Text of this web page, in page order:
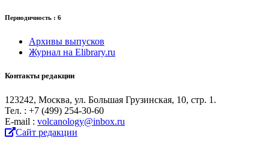
Периодичность : 6
Архивы выпусков
Журнал на Elibrary.ru
Контакты редакции
123242, Москва, ул. Большая Грузинская, 10, стр. 1.
Тел. : +7 (499) 254-30-60
Е-mail : volcanology@inbox.ru
Сайт редакции